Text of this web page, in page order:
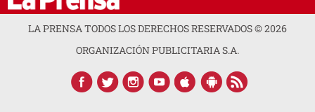
LA PRENSA TODOS LOS DERECHOS RESERVADOS ©2026
ORGANIZACIÓN PUBLICITARIA S.A.